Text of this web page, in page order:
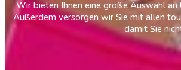
Wir bieten Ihnen eine große Auswahl
Außerdem versorgen wir Sie mit allen
damit Sie